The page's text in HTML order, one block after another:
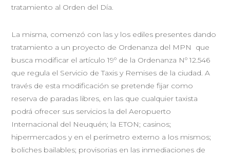
tratamiento al Orden del Día.
La misma, comenzó con las y los ediles presentes dando
tratamiento a un proyecto de Ordenanza del MPN que
busca modificar el artículo 19º de la Ordenanza Nº 12.546
que regula el Servicio de Taxis y Remises de la ciudad. A
través de esta modificación se pretende fijar como
reserva de paradas libres, en las que cualquier taxista
podrá ofrecer sus servicios la del Aeropuerto
Internacional del Neuquén; la ETON; casinos;
hipermercados y en el perímetro externo a los mismos;
boliches bailables; provisorias en las inmediaciones de